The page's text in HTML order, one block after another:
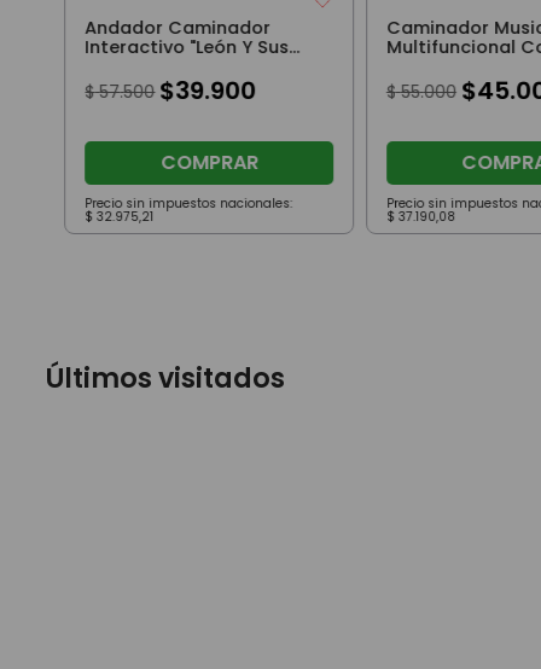
Andador Caminador
Interactivo "León Y Sus
Rosa
$ 57.500 $39.900
COMPRAR
Precio sin impuestos nacionales:
$ 32.975,21
Caminador
Multifuncional
Actividades Rojo
$ 55.000 $45.
Precio sin impuestos
$ 37.190,08
Últimos visitados